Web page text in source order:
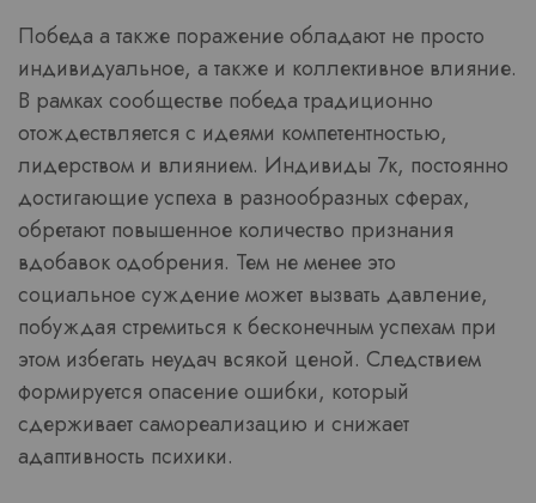
Победа а также поражение обладают не просто
индивидуальное, а также и коллективное влияние.
В рамках сообществе победа традиционно
отождествляется с идеями компетентностью,
лидерством и влиянием. Индивиды 7к, постоянно
достигающие успеха в разнообразных сферах,
обретают повышенное количество признания
вдобавок одобрения. Тем не менее это
социальное суждение может вызвать давление,
побуждая стремиться к бесконечным успехам при
этом избегать неудач всякой ценой. Следствием
формируется опасение ошибки, который
сдерживает самореализацию и снижает
адаптивность психики.